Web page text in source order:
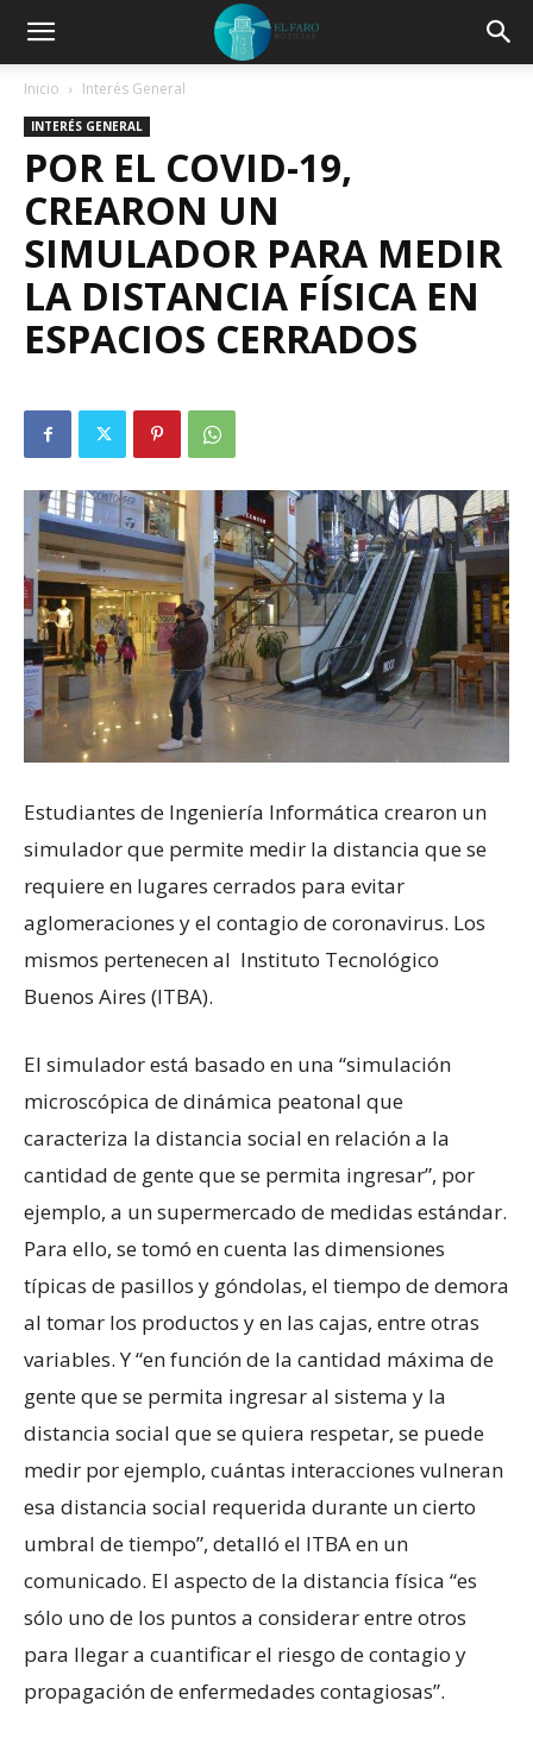
Inicio Interés General
INTERÉS GENERAL
POR EL COVID-19,
CREARON UN
SIMULADOR PARA MEDIR
LA DISTANCIA FÍSICA EN
ESPACIOS CERRADOS
Estudiantes de Ingeniería Informática crearon un
simulador que permite medir la distancia que se
requiere en lugares cerrados para evitar
aglomeraciones y el contagio de coronavirus. Los
mismos pertenecen al Instituto Tecnológico
Buenos Aires (ITBA).
El simulador está basado en una “simulación
microscópica de dinámica peatonal que
caracteriza la distancia social en relación a la
cantidad de gente que se permita ingresar”, por
ejemplo, a un supermercado de medidas estándar.
Para ello, se tomó en cuenta las dimensiones
típicas de pasillos y góndolas, el tiempo de demora
al tomar los productos y en las cajas, entre otras
variables. Y “en función de la cantidad máxima de
gente que se permita ingresar al sistema y la
distancia social que se quiera respetar, se puede
medir por ejemplo, cuántas interacciones vulneran
esa distancia social requerida durante un cierto
umbral de tiempo”, detalló el ITBA en un
comunicado. El aspecto de la distancia física “es
sólo uno de los puntos a considerar entre otros
para llegar a cuantificar el riesgo de contagio y
propagación de enfermedades contagiosas”.